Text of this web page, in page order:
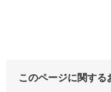
このページに関する